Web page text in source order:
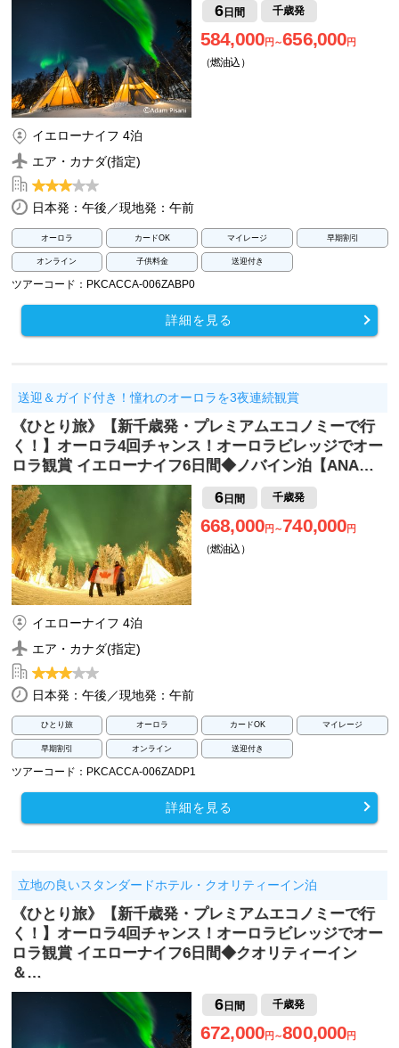
6日間 千歳発
584,000円～656,000円
（燃油込）
イエローナイフ 4泊
エア・カナダ(指定)
日本発：午後／現地発：午前
オーロラ カードOK マイレージ 早期割引
オンライン 子供料金 送迎付き
ツアーコード：PKCACCA-006ZABP0
詳細を見る
送迎＆ガイド付き！憧れのオーロラを3夜連続観賞
《ひとり旅》【新千歳発・プレミアムエコノミーで行
く！】オーロラ4回チャンス！オーロラビレッジでオー
ロラ観賞 イエローナイフ6日間◆ノバイン泊【ANA…
6日間 千歳発
668,000円～740,000円
（燃油込）
イエローナイフ 4泊
エア・カナダ(指定)
日本発：午後／現地発：午前
ひとり旅 オーロラ カードOK マイレージ
早期割引 オンライン 送迎付き
ツアーコード：PKCACCA-006ZADP1
詳細を見る
立地の良いスタンダードホテル・クオリティーイン泊
《ひとり旅》【新千歳発・プレミアムエコノミーで行
く！】オーロラ4回チャンス！オーロラビレッジでオー
ロラ観賞 イエローナイフ6日間◆クオリティーイン
＆…
6日間 千歳発
672,000円～800,000円